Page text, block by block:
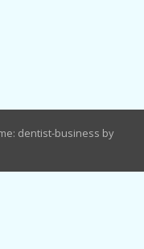
dentist-business by